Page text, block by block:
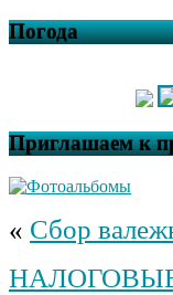
Погода
Приглашаем к
« Сбор